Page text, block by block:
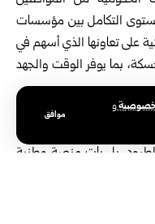
و
موافق
التكامل بين مؤسسات
على تعاونها الذي أسهم في
بما يوفر الوقت والجهد
على تطوير دور مكاتب
الحكومية، مشيراً إلى أن
بل بات منصة وطنية